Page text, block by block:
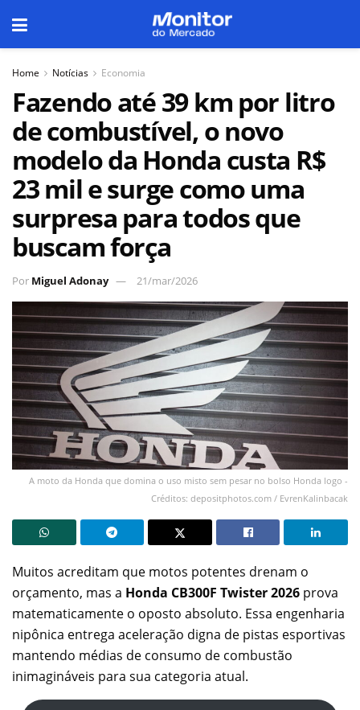
Home Notícias Economia
Fazendo até 39 km por litro
de combustível, o novo
modelo da Honda custa R$
23 mil e surge como uma
surpresa para todos que
buscam força
Por Miguel Adonay 21/mar/2026
A moto da Honda que domina o uso misto sem pesar no bolso Honda logo -
Créditos: depositphotos.com / EvrenKalinbacak
Muitos acreditam que motos potentes drenam o
orçamento, mas a Honda CB300F Twister 2026 prova
matematicamente o oposto absoluto. Essa engenharia
nipônica entrega aceleração digna de pistas esportivas
mantendo médias de consumo de combustão
inimagináveis para sua categoria atual.